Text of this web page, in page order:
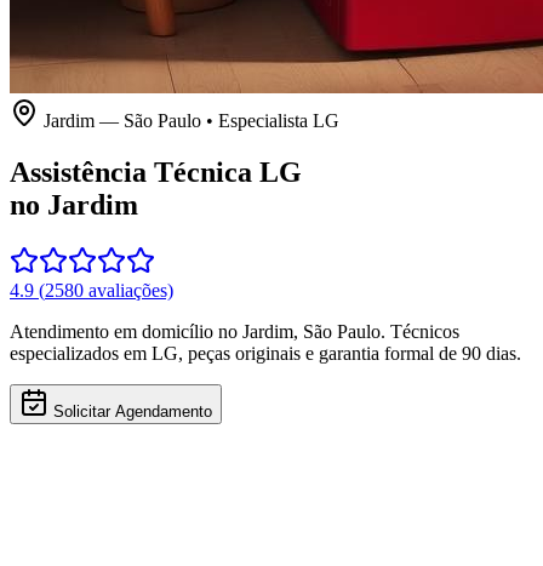
Jardim — São Paulo • Especialista LG
Assistência Técnica LG
no Jardim
4.9 (2580 avaliações)
Atendimento em domicílio no Jardim, São Paulo. Técnicos
especializados em LG, peças originais e garantia formal de 90 dias.
Solicitar Agendamento